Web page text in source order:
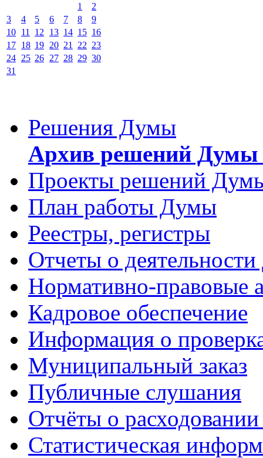
1
2
3
4 5 6 7 8
9
10 11 12 13 14 15 16
17 18 19 20 21 22 23
24 25 26 27 28 29 30
31
Решения Думы
Архив решений Думы
Проекты решений
План работы Думы
Реестры, регистры
Отчеты о
Нормативно-правовые
Кадровое обеспечение
Информация о
Муниципальный заказ
Публичные слушания
Отчёты о
Статистическая